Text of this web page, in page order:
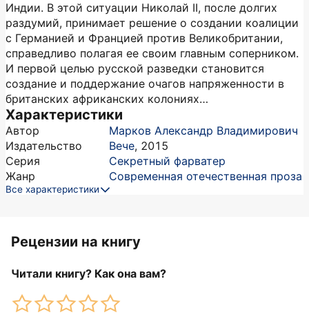
Индии. В этой ситуации Николай II, после долгих
раздумий, принимает решение о создании коалиции
с Германией и Францией против Великобритании,
справедливо полагая ее своим главным соперником.
И первой целью русской разведки становится
создание и поддержание очагов напряженности в
британских африканских колониях…
Характеристики
Автор
Марков Александр Владимирович
Издательство
Вече, 2015
Серия
Секретный фарватер
Жанр
Современная отечественная проза
Все характеристики
Рецензии на книгу
Читали книгу? Как она вам?